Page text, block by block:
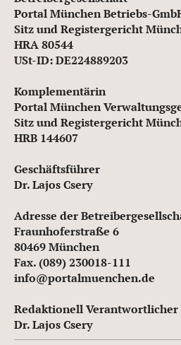
Portal München Betriebs-
Sitz und Registergericht
HRA 80544
USt-ID: DE224889203
Komplementärin
Portal München
Sitz und Registergericht
HRB 144607
Geschäftsführer
Dr. Lajos Csery
Adresse der
Fraunhoferstraße 6
80469 München
Fax. (089) 230018-111
info@portalmuenchen.de
Redaktionell Verantwortlicher
Dr. Lajos Csery